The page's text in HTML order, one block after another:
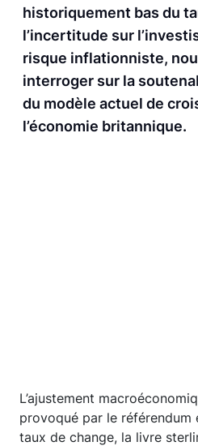
historiquement bas du
l’incertitude sur
risque inflationniste,
interroger sur la
du modèle actuel de
l’économie britannique.
L’ajustement
provoqué par le référendum
taux de change, la livre